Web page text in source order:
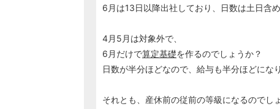
6月は13日以降出社しており、日数は土日含
4月5月は対象外で、
6月だけで算定基礎を作るのでしょうか？
日数が半分ほどなので、給与も半分ほどにな
それとも、産休前の従前の等級になるのでし